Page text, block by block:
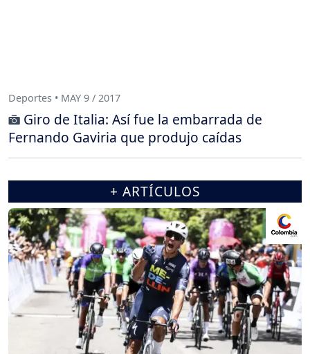
Deportes • MAY 9 / 2017
Giro de Italia: Así fue la embarrada de
Fernando Gaviria que produjo caídas
+ ARTÍCULOS